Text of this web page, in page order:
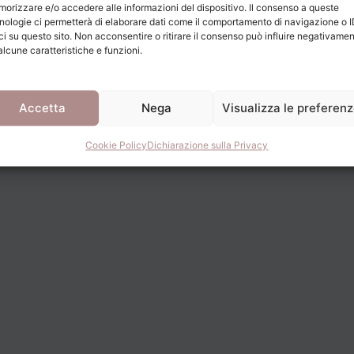
e/o accedere alle informazioni del dispositivo. Il consenso a queste
ci permetterà di elaborare dati come il comportamento di navigazione o
su questo sito. Non acconsentire o ritirare il consenso può influire
caratteristiche e funzioni.
Accetta Nega Visualizza le
Cookie PolicyDichiarazione sulla Privacy